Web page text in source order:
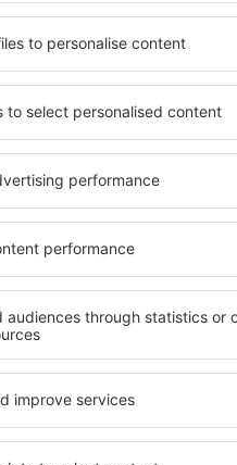
návštěvník nebude
úrovni a nabídkou all
atmosférou a
ubytování přesně
standard hotelu.
možnost bezplatného
jak v blízkosti
čtvrtích. Jsou jako
Vyberte hotel
služební cestu už